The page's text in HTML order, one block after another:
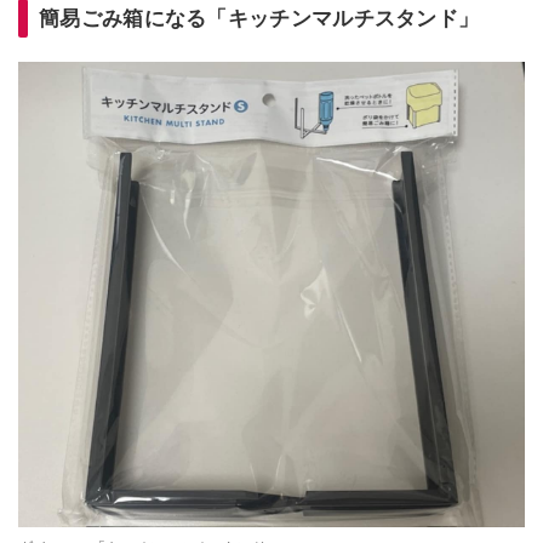
簡易ごみ箱になる「キッチンマルチスタンド」